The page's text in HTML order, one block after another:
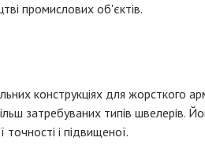
промислових об'єктів.
конструкціях для жорсткого
затребуваних типів швелерів.
і підвищеної.